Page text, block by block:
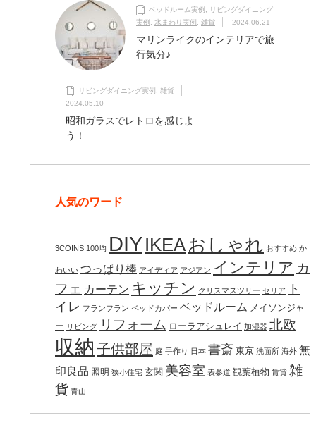
ベッドルーム実例
リビングダイニング
実例
水まわり実例 雑貨 2024.06.21
マリンライクのインテリアで旅
行気分♪
リビングダイニング実例
雑貨
2024.05.10
昭和ガラスでレトロを感じよ
う！
人気のワード
3COINS 100均 DIYIKEAおしゃれ おすすめ か
わいい つっぱり棒 アイディア アジアン インテリア カ
フェ カーテン キッチン クリスマスツリー セリア
ト
イレ フランフラン ベッドカバー ベッドルーム メイソンジャ
ー リビング リフォーム ローラアシュレイ 加湿器 北欧
収納 子供部屋 庭 手作り 日本 書斎 東京 洗面所 海外 無
印良品 照明 狭小住宅 玄関 美容室 表参道 観葉植物 賃貸 雑
貨 青山